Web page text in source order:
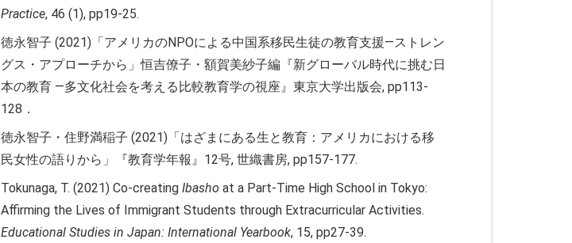
Practice, 46 (1), pp19-25.
徳永智子 (2021)「アメリカのNPOによる中国系移民生徒の教育支援―ストレン
グス・アプローチから」恒吉僚子・額賀美紗子編『新グローバル時代に挑む日
本の教育 ―多文化社会を考える比較教育学の視座』東京大学出版会, pp113-
128．
徳永智子・住野満稲子 (2021)「はざまにある生と教育：アメリカにおける移
民女性の語りから」『教育学年報』12号, 世織書房, pp157-177.
Tokunaga, T. (2021) Co-creating Ibasho at a Part-Time High School in Tokyo:
Affirming the Lives of Immigrant Students through Extracurricular Activities.
Educational Studies in Japan: International Yearbook, 15, pp27-39.